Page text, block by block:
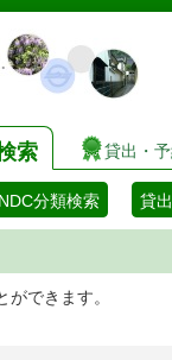
索 貸出・
NDC分類検索 貸
できます。